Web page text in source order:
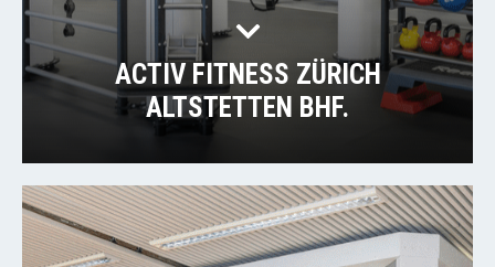
ACTIV FITNESS ZÜRICH
ALTSTETTEN BHF.